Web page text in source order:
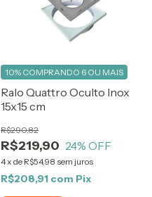
Ralo Quattro Oculto Inox
15x15 cm
R$219,90
R$290,82
24% OFF
4 x de R$54,98 sem juros
10% COMPRANDO 6 OU MAIS
R$208,91 com Pix